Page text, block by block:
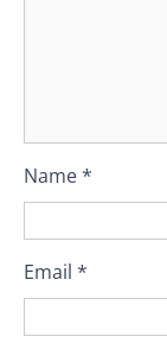
Name*
Email *